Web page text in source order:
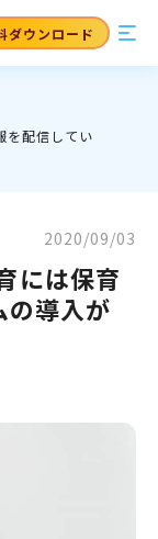
ダウンロード
を配信してい
2020/09/03
には保育
導入が